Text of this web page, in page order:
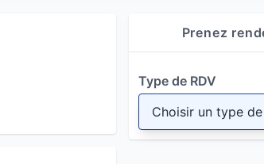
Prenez
Type de RDV